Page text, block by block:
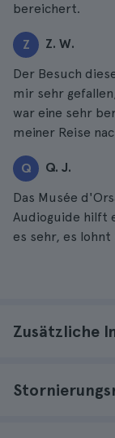
bereichert.
Z Z. W.
Der Besuch
mir sehr
war eine sehr
meiner Reise
Q Q. J.
Das Musée
Audioguide hilft
es sehr, es lohnt
Zusätzliche